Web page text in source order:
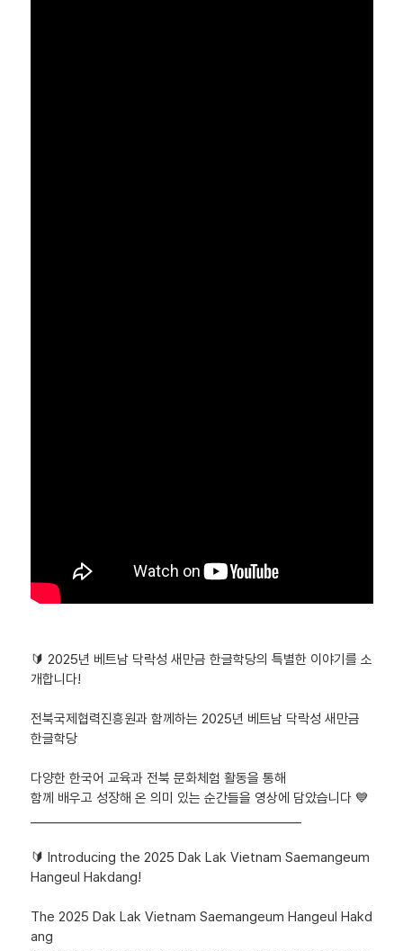
🔰 2025년 베트남 닥락성 새만금 한글학당의 특별한 이야기를 소
개합니다!
전북국제협력진흥원과 함께하는 2025년 베트남 닥락성 새만금
한글학당
다양한 한국어 교육과 전북 문화체험 활동을 통해
함께 배우고 성장해 온 의미 있는 순간들을 영상에 담았습니다 💙
🔰 Introducing the 2025 Dak Lak Vietnam Saemangeum
Hangeul Hakdang!
The 2025 Dak Lak Vietnam Saemangeum Hangeul Hakd
ang